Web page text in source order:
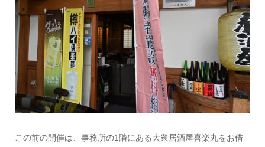
この前の開催は、事務所の1階にある大衆居酒屋喜楽丸をお借